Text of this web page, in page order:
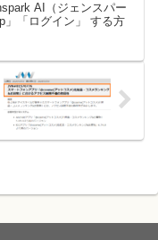
AI（ジェンスパー
」「ログイン」 する方